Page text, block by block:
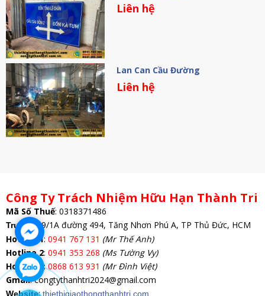
Liên hệ
Lan Can Cầu Đường
Liên hệ
Công Ty Trách Nhiệm Hữu Hạn Thành Tri
Mã Số Thuế: 0318371486
Trụ Sở: 69/1A đường 494, Tăng Nhơn Phú A, TP Thủ Đức, HCM
Hotline 1: 0941 767 131 (Mr Thế Anh)
Hotline 2: 0941 353 268 (Ms Tường Vy)
Hotline 3:0868 613 931 (Mr Đình Việt)
Gmail: congtythanhtri2024@gmail.com
Website:thietbigiaothongthanhtri.com